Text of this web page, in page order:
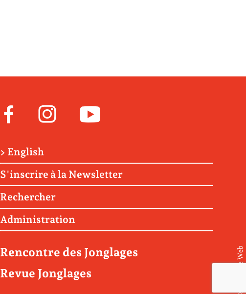
Facebook
Instagram
> English
S'inscrire à la Newsletter
Rechercher
Administration
Rencontre des Jonglages
Revue Jonglages
© Matière Web